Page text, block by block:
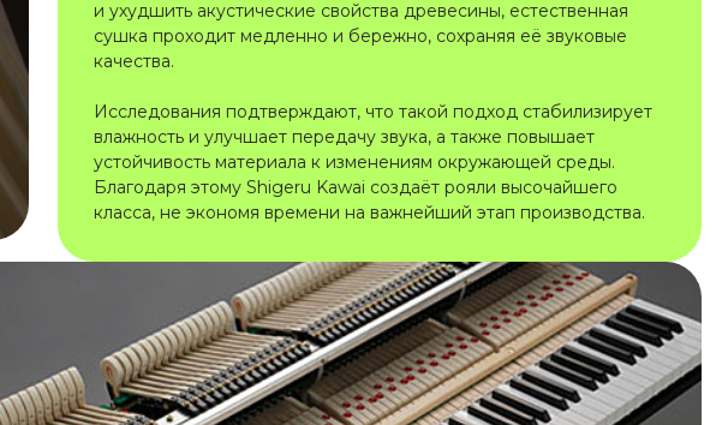
и ухудшить акустические свойства древесины, естественная
сушка проходит медленно и бережно, сохраняя её звуковые
качества.
Исследования подтверждают, что такой подход стабилизирует
влажность и улучшает передачу звука, а также повышает
устойчивость материала к изменениям окружающей среды.
Благодаря этому Shigeru Kawai создаёт рояли высочайшего
класса, не экономя времени на важнейший этап производства.